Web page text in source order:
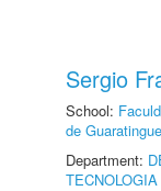
Sergio
School:
de
Department:
TECNOLOGIA